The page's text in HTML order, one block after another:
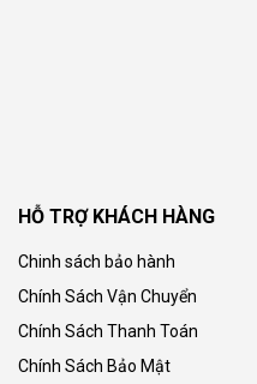
HỖ TRỢ KHÁCH HÀNG
Chinh sách bảo hành
Chính Sách Vận Chuyển
Chính Sách Thanh Toán
Chính Sách Bảo Mật